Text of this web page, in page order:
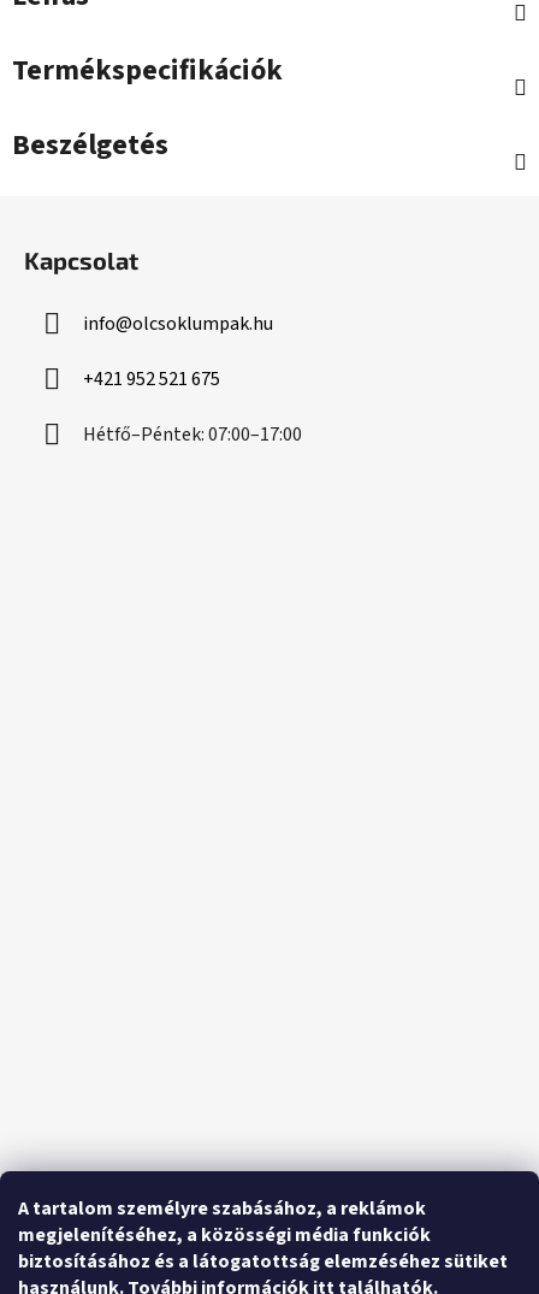
A tartalom személyre szabásához, a reklámok
megjelenítéséhez, a közösségi média funkciók
biztosításához és a látogatottság elemzéséhez sütiket
használunk.További információk itt találhatók.
Termékspecifikációk
Beszélgetés
Kapcsolat
info@olcsoklumpak.hu
+421 952 521 675
Hétfő–Péntek: 07:00–17:00